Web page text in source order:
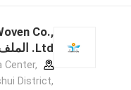
Co.,
Ltd. الملف الشركة المصنعة
Center,
District,